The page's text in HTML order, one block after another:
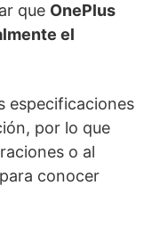
que OnePlus
el
especificaciones
por lo que
o al
conocer